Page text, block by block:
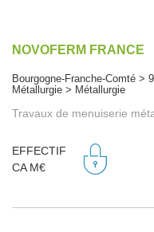
NOVOFERM FRANCE
Bourgogne-Franche-Comté >
Métallurgie > Métallurgie
Travaux de menuiserie
EFFECTIF
CA M€